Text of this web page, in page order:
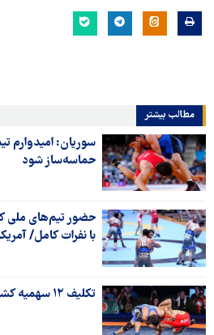
مطالب بیشتر
سوریان: امیدوارم
حماسه‌ساز شود
حضور تیم‌های ملی
با نفرات کامل/
تکلیف ۱۲ سهمیه کشتی آزاد المپیک مشخص شد